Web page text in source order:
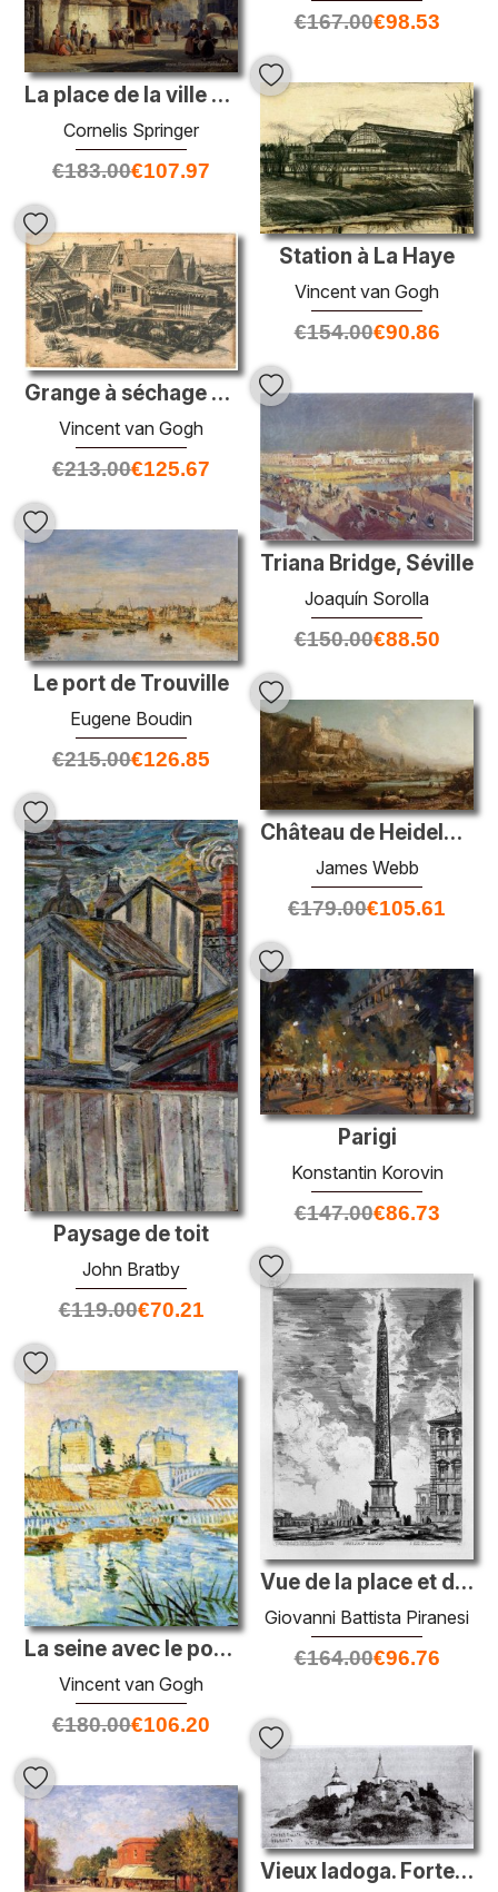
€167.00€98.53
La place de la ville avant une église un capriccio
Cornelis Springer
€183.00€107.97
Station à La Haye
Vincent van Gogh
€154.00€90.86
Grange à séchage de poisson, vue d'une hauteur
Vincent van Gogh
€213.00€125.67
Triana Bridge, Séville
Joaquín Sorolla
€150.00€88.50
Le port de Trouville
Eugene Boudin
€215.00€126.85
Château de Heidelberg, Allemagne
James Webb
€179.00€105.61
Paysage de toit
John Bratby
€119.00€70.21
Parigi
Konstantin Korovin
€147.00€86.73
Vue de la place et de la basilique de Saint-Jean Louleur
Giovanni Battista Piranesi
€164.00€96.76
La seine avec le pont de clichy
Vincent van Gogh
€180.00€106.20
Vieux ladoga. Forteresse.